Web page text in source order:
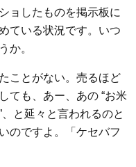
ョしたものを掲示板に
ている状況です。いつ
か。
ことがない。売るほど
ても、あー、あの “お米
と延々と言われるのと
のですよ。「ケセバフ